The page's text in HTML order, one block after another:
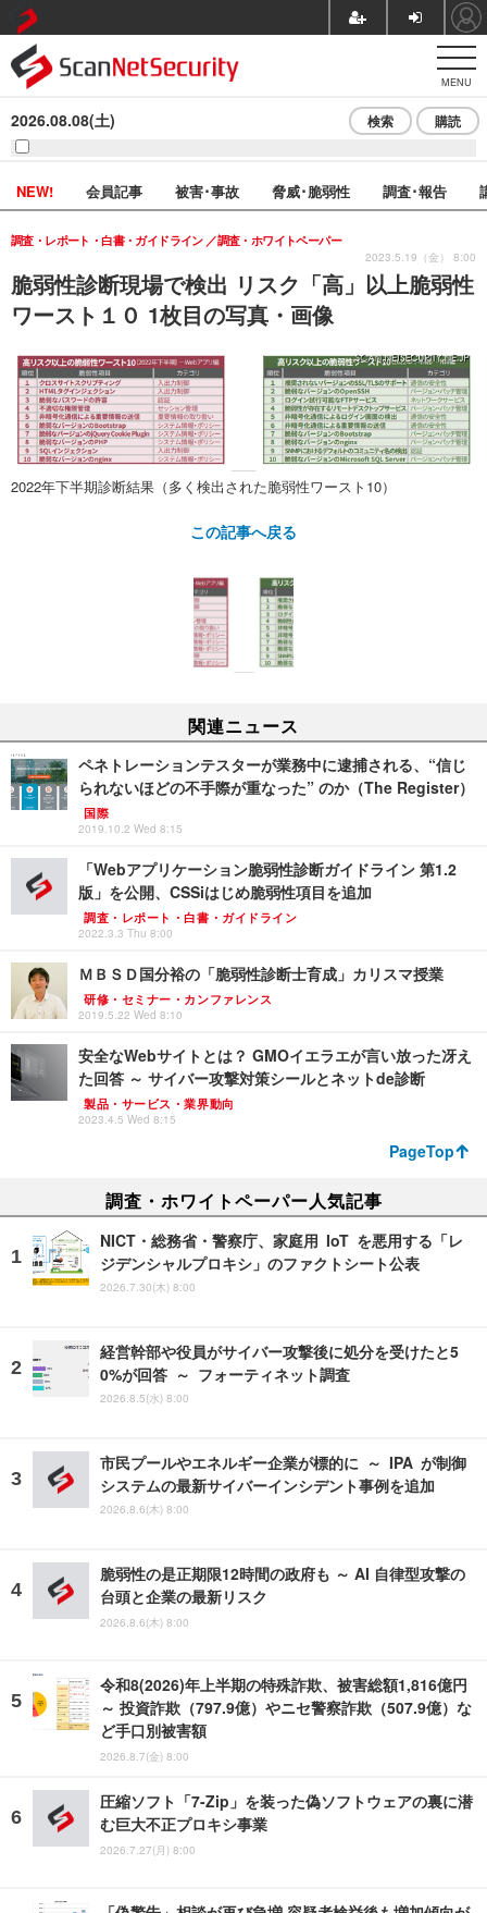
MENU
2026.08.08(土) 検索 購読
NEW! 会員記事 被害･事故 脅威･脆弱性 調査･報告
脆弱性診断現場で検出 リスク「高」以上脆弱性
ワースト１０ 1枚目の写真・画像
調査・レポート・白書・ガイドライン 調査・ホワイトペーパー
2023.5.19（金） 8:00
2022年下半期診断結果（多く検出された脆弱性ワースト10）
この記事へ戻る
関連ニュース
ペネトレーションテスターが業務中に逮捕される、“信じ
られないほどの不手際が重なった” のか（The Register）
国際
2019.10.2 Wed 8:15
「Webアプリケーション脆弱性診断ガイドライン 第1.2
版」を公開、CSSiはじめ脆弱性項目を追加
調査・レポート・白書・ガイドライン
2022.3.3 Thu 8:00
ＭＢＳＤ国分裕の「脆弱性診断士育成」カリスマ授業
研修・セミナー・カンファレンス
2019.5.22 Wed 8:10
安全なWebサイトとは？ GMOイエラエが言い放った冴え
た回答 ～ サイバー攻撃対策シールとネットde診断
製品・サービス・業界動向
2023.4.5 Wed 8:15
PageTop
調査・ホワイトペーパー人気記事
NICT・総務省・警察庁、家庭用 IoT を悪用する「レ
ジデンシャルプロキシ」のファクトシート公表
2026.7.30(木) 8:00
経営幹部や役員がサイバー攻撃後に処分を受けたと5
0%が回答 ～ フォーティネット調査
2026.8.5(水) 8:00
市民プールやエネルギー企業が標的に ～ IPA が制御
システムの最新サイバーインシデント事例を追加
2026.8.6(木) 8:00
脆弱性の是正期限12時間の政府も ～ AI 自律型攻撃の
台頭と企業の最新リスク
2026.8.6(木) 8:00
令和8(2026)年上半期の特殊詐欺、被害総額1,816億円
～ 投資詐欺（797.9億）やニセ警察詐欺（507.9億）な
ど手口別被害額
2026.8.7(金) 8:00
圧縮ソフト「7-Zip」を装った偽ソフトウェアの裏に潜
む巨大不正プロキシ事業
2026.7.27(月) 8:00